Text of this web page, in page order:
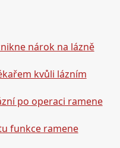
nárok na lázně
kvůli lázním
po operaci ramene
funkce ramene